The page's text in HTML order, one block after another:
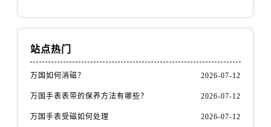
江苏省无锡市梁溪区人民中路139号恒隆广场写字楼1座11层1104室万国售后服务中心（需提前预约）
站点热门
万国如何消磁？ 2026-07-12
万国手表表带的保养方法有哪些？ 2026-07-12
万国手表受磁如何处理 2026-07-12